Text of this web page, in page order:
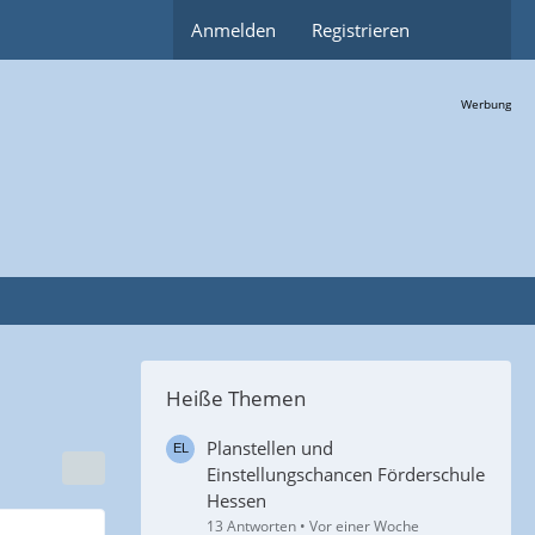
Anmelden Registrieren
Werbung
Heiße Themen
Planstellen und
Einstellungschancen Förderschule
Hessen
13 Antworten Vor einer Woche